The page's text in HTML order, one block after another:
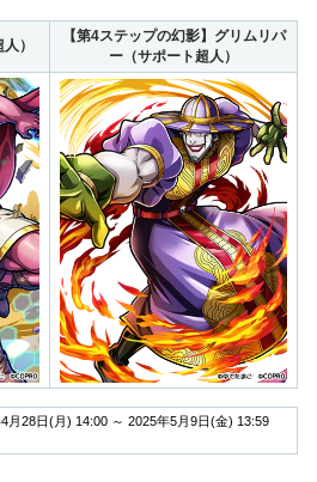
）
【第4ステップの幻影】グリムリパ
ー（サポート超人）
月28日(月) 14:00 ～ 2025年5月9日(金) 13:59